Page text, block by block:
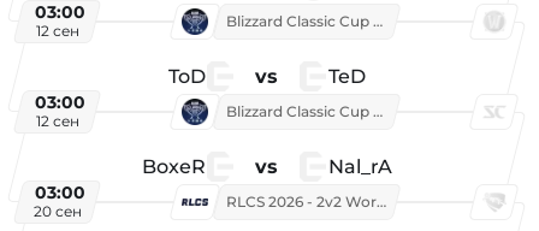
03:00
12 сен
Blizzard Classic Cup 2026
ToD vs TeD
03:00
12 сен
Blizzard Classic Cup 2026
BoxeR vs Nal_rA
03:00
20 сен
RLCS 2026 - 2v2 World Championship